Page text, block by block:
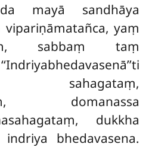
mayā sandhāya
yaṃ
sabbaṃ taṃ
sahagataṃ,
domanassa
dukkha
bhedavasena.